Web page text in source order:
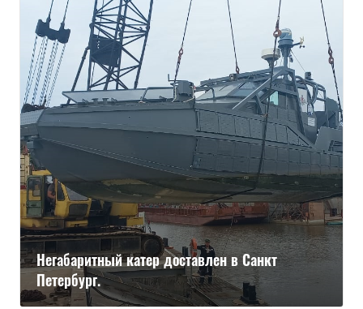
Негабаритный катер доставлен в Санкт
Петербург.